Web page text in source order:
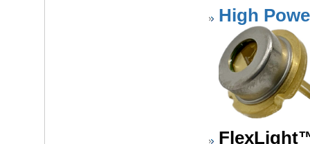
High